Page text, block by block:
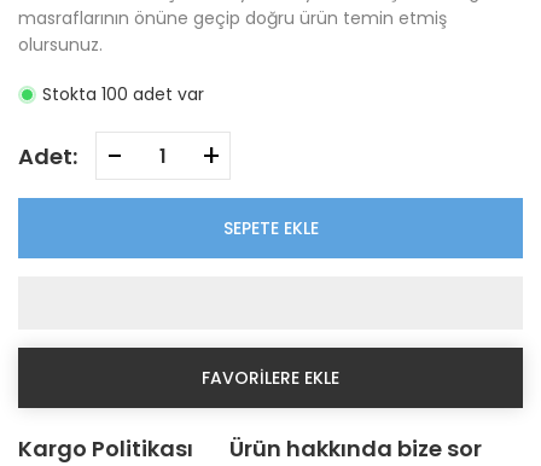
masraflarının önüne geçip doğru ürün temin etmiş
olursunuz.
Stokta 100 adet var
Adet: - +
SEPETE EKLE
FAVORILERE EKLE
Kargo Politikası Ürün hakkında bize sor